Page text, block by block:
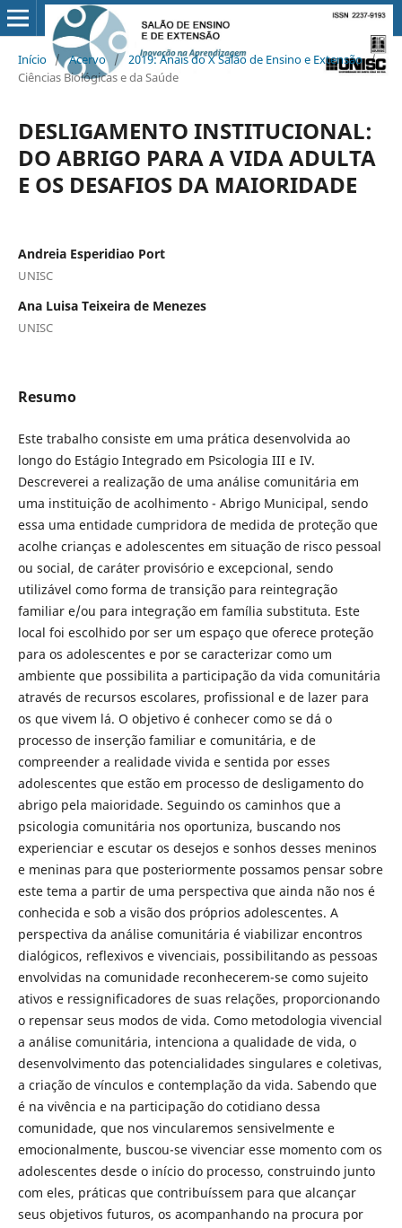
Início / Acervo / 2019: Anais do X Salão de Ensino e Extensão /
Ciências Biológicas e da Saúde
DESLIGAMENTO INSTITUCIONAL:
DO ABRIGO PARA A VIDA ADULTA
E OS DESAFIOS DA MAIORIDADE
Andreia Esperidiao Port
UNISC
Ana Luisa Teixeira de Menezes
UNISC
Resumo
Este trabalho consiste em uma prática desenvolvida ao
longo do Estágio Integrado em Psicologia III e IV.
Descreverei a realização de uma análise comunitária em
uma instituição de acolhimento - Abrigo Municipal, sendo
essa uma entidade cumpridora de medida de proteção que
acolhe crianças e adolescentes em situação de risco pessoal
ou social, de caráter provisório e excepcional, sendo
utilizável como forma de transição para reintegração
familiar e/ou para integração em família substituta. Este
local foi escolhido por ser um espaço que oferece proteção
para os adolescentes e por se caracterizar como um
ambiente que possibilita a participação da vida comunitária
através de recursos escolares, profissional e de lazer para
os que vivem lá. O objetivo é conhecer como se dá o
processo de inserção familiar e comunitária, e de
compreender a realidade vivida e sentida por esses
adolescentes que estão em processo de desligamento do
abrigo pela maioridade. Seguindo os caminhos que a
psicologia comunitária nos oportuniza, buscando nos
experienciar e escutar os desejos e sonhos desses meninos
e meninas para que posteriormente possamos pensar sobre
este tema a partir de uma perspectiva que ainda não nos é
conhecida e sob a visão dos próprios adolescentes. A
perspectiva da análise comunitária é viabilizar encontros
dialógicos, reflexivos e vivenciais, possibilitando as pessoas
envolvidas na comunidade reconhecerem-se como sujeito
ativos e ressignificadores de suas relações, proporcionando
o repensar seus modos de vida. Como metodologia vivencial
a análise comunitária, intenciona a qualidade de vida, o
desenvolvimento das potencialidades singulares e coletivas,
a criação de vínculos e contemplação da vida. Sabendo que
é na vivência e na participação do cotidiano dessa
comunidade, que nos vincularemos sensivelmente e
emocionalmente, buscou-se vivenciar esse momento com os
adolescentes desde o início do processo, construindo junto
com eles, práticas que contribuíssem para que alcançar
seus objetivos futuros, os acompanhando na procura por